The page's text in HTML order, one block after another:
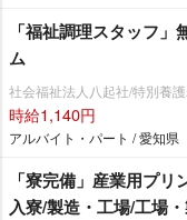
「福祉調理スタッフ
ム
社会福祉法人八起社/特別養
時給1,140円
アルバイト・パート / 愛知県
「寮完備」産業用プ
入寮/製造・工場/工場